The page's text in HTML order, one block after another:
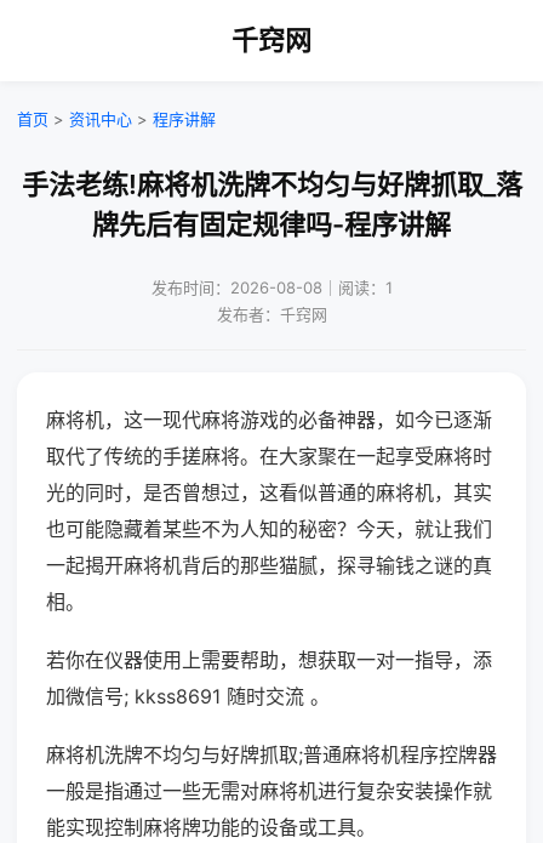
千窍网
首页 > 资讯中心 > 程序讲解
手法老练!麻将机洗牌不均匀与好牌抓取_落
牌先后有固定规律吗-程序讲解
发布时间：2026-08-08｜阅读：1
发布者：千窍网
麻将机，这一现代麻将游戏的必备神器，如今已逐渐
取代了传统的手搓麻将。在大家聚在一起享受麻将时
光的同时，是否曾想过，这看似普通的麻将机，其实
也可能隐藏着某些不为人知的秘密？今天，就让我们
一起揭开麻将机背后的那些猫腻，探寻输钱之谜的真
相。
若你在仪器使用上需要帮助，想获取一对一指导，添
加微信号; kkss8691 随时交流 。
麻将机洗牌不均匀与好牌抓取;普通麻将机程序控牌器
一般是指通过一些无需对麻将机进行复杂安装操作就
能实现控制麻将牌功能的设备或工具。